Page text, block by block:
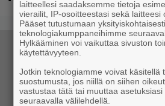
laitteellesi saadaksemme tietoja
vierailit, IP-osoitteestasi sekä laitteesi
Pääset tutustumaan
teknologiakumppaneihimme
Hylkääminen voi vaikuttaa sivuston
käytettävyyteen.
Jotkin teknologiamme voivat käsitellä
suostumusta, jos niillä on siihen
vastustaa tätä tai muuttaa asetuksiasi
seuraavalla välilehdellä.